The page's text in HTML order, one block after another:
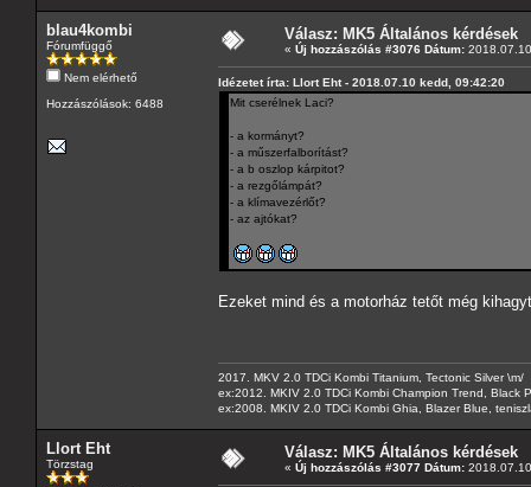
blau4kombi
Fórumfüggő
Nem elérhető
Hozzászólások: 6488
Válasz: MK5 Általános kérdések
« Új hozzászólás #3076 Dátum:
Idézetet írta: Llort Eht - 2018.07.10 kedd, 09:42:20
Mit cserélnek Laci?
- a kormányt?
- a műszerfalborítást?
- a b oszlop kárpitot?
- a rezgőlámpát?
- a klímavezérlőt?
- az ajtókat?
Ezeket mind és a motorház tetőt még
2017. MKV 2.0 TDCi Kombi Titanium, Tectonic Silver \m/
ex:2012. MKIV 2.0 TDCi Kombi Champion Trend, Black
ex:2008. MKIV 2.0 TDCi Kombi Ghia, Blazer Blue,
Llort Eht
Törzstag
Válasz: MK5 Általános kérdések
« Új hozzászólás #3077 Dátum: